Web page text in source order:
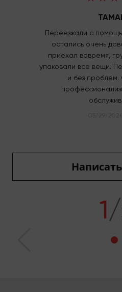
Переезжали с
остались очень
приехал вовремя,
упаковали все вещи.
и без проблем.
05/29/
1/